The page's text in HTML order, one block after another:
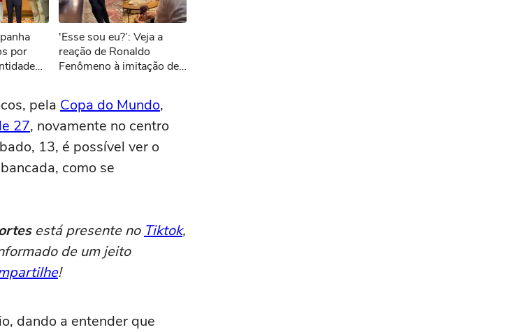
por
'Esse sou eu?’: Veja a
reação de Ronaldo
Fenômeno à imitação de
pela Copa do Mundo,
27, novamente no centro
13, é possível ver o
como se
está presente no Tiktok,
de um jeito
!
dando a entender que